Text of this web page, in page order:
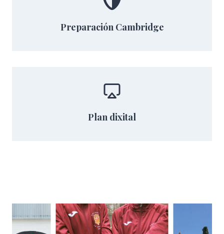
Preparación Cambridge
Plan dixital